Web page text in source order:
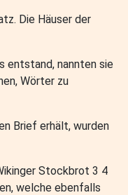
Die Häuser der
entstand, nannten sie
Wörter zu
Brief erhält, wurden
welche ebenfalls